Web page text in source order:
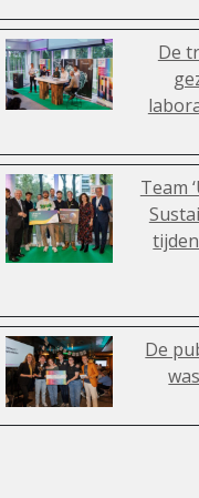
De
Team
De